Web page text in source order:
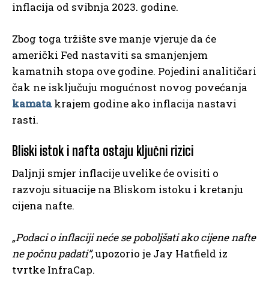
inflacija od svibnja 2023. godine.
Zbog toga tržište sve manje vjeruje da će
američki Fed nastaviti sa smanjenjem
kamatnih stopa ove godine. Pojedini analitičari
čak ne isključuju mogućnost novog povećanja
kamatakrajem godine ako inflacija nastavi
rasti.
Bliski istok i nafta ostaju ključni rizici
Daljnji smjer inflacije uvelike će ovisiti o
razvoju situacije na Bliskom istoku i kretanju
cijena nafte.
„Podaci o inflaciji neće se poboljšati ako cijene nafte
ne počnu padati”, upozorio je Jay Hatfield iz
tvrtke InfraCap.